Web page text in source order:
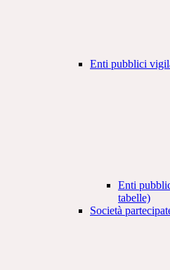
Enti pubblici
Enti
tabelle)
Società